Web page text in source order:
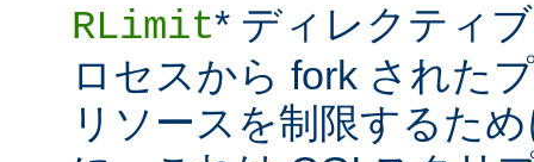
RLimit* ディレクティ
ロセスから fork された
リソースを制限するた